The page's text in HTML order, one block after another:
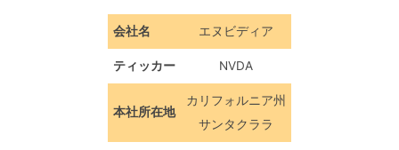
会社名 エヌビディア
ティッカー NVDA
本社所在地
カリフォルニア州
サンタクララ